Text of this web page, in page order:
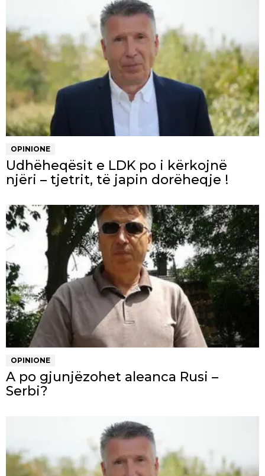
OPINIONE
Udhëheqësit e LDK po i kërkojnë
njëri – tjetrit, të japin dorëheqje !
OPINIONE
A po gjunjëzohet aleanca Rusi –
Serbi?